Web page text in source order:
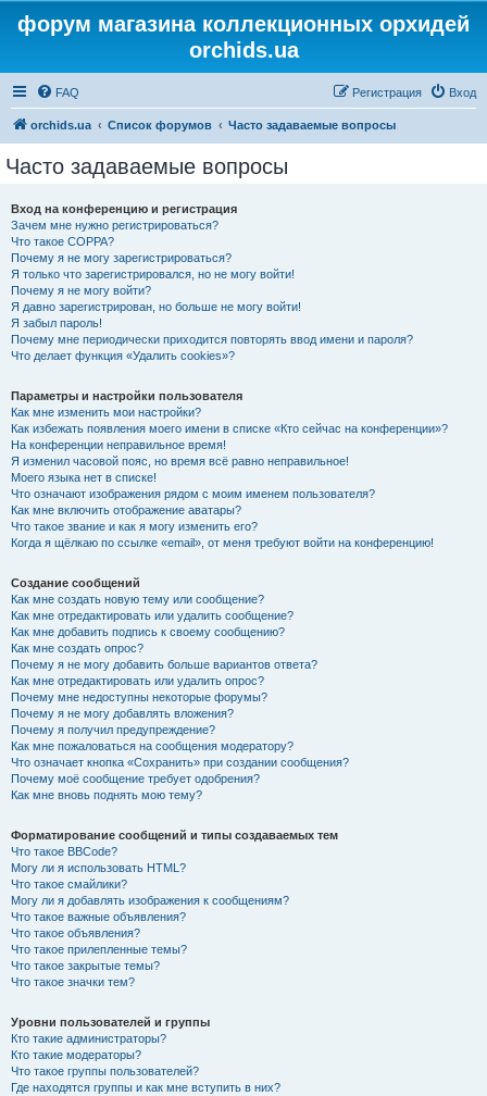
форум магазина коллекционных орхидей
orchids.ua
FAQ Вход
Регистрация
orchids.ua Список форумов Часто задаваемые вопросы
Часто задаваемые вопросы
Вход на конференцию и регистрация
Зачем мне нужно регистрироваться?
Что такое COPPA?
Почему я не могу зарегистрироваться?
Я только что зарегистрировался, но не могу войти!
Почему я не могу войти?
Я давно зарегистрирован, но больше не могу войти!
Я забыл пароль!
Почему мне периодически приходится повторять ввод имени и пароля?
Что делает функция «Удалить cookies»?
Параметры и настройки пользователя
Как мне изменить мои настройки?
Как избежать появления моего имени в списке «Кто сейчас на конференции»?
На конференции неправильное время!
Я изменил часовой пояс, но время всё равно неправильное!
Моего языка нет в списке!
Что означают изображения рядом с моим именем пользователя?
Как мне включить отображение аватары?
Что такое звание и как я могу изменить его?
Когда я щёлкаю по ссылке «email», от меня требуют войти на конференцию!
Создание сообщений
Как мне создать новую тему или сообщение?
Как мне отредактировать или удалить сообщение?
Как мне добавить подпись к своему сообщению?
Как мне создать опрос?
Почему я не могу добавить больше вариантов ответа?
Как мне отредактировать или удалить опрос?
Почему мне недоступны некоторые форумы?
Почему я не могу добавлять вложения?
Почему я получил предупреждение?
Как мне пожаловаться на сообщения модератору?
Что означает кнопка «Сохранить» при создании сообщения?
Почему моё сообщение требует одобрения?
Как мне вновь поднять мою тему?
Форматирование сообщений и типы создаваемых тем
Что такое BBCode?
Могу ли я использовать HTML?
Что такое смайлики?
Могу ли я добавлять изображения к сообщениям?
Что такое важные объявления?
Что такое объявления?
Что такое прилепленные темы?
Что такое закрытые темы?
Что такое значки тем?
Уровни пользователей и группы
Кто такие администраторы?
Кто такие модераторы?
Что такое группы пользователей?
Где находятся группы и как мне вступить в них?